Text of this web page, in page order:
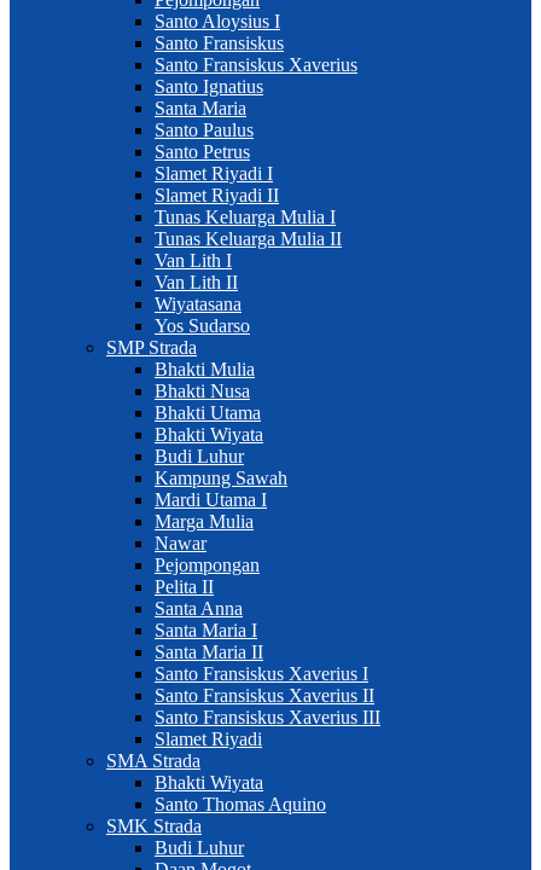
Santo Aloysius I
Santo Fransiskus
Santo Fransiskus Xaverius
Santo Ignatius
Santa Maria
Santo Paulus
Santo Petrus
Slamet Riyadi I
Slamet Riyadi II
Tunas Keluarga Mulia I
Tunas Keluarga Mulia II
Van Lith I
Van Lith II
Wiyatasana
Yos Sudarso
SMP Strada
Bhakti Mulia
Bhakti Nusa
Bhakti Utama
Bhakti Wiyata
Budi Luhur
Kampung Sawah
Mardi Utama I
Marga Mulia
Nawar
Pejompongan
Pelita II
Santa Anna
Santa Maria I
Santa Maria II
Santo Fransiskus Xaverius I
Santo Fransiskus Xaverius II
Santo Fransiskus Xaverius III
Slamet Riyadi
SMA Strada
Bhakti Wiyata
Santo Thomas Aquino
SMK Strada
Budi Luhur